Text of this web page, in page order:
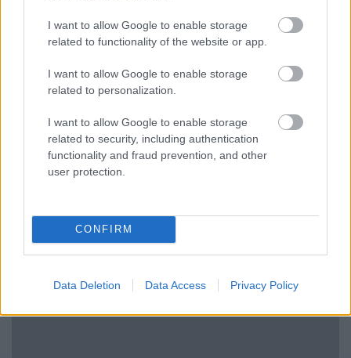
I want to allow Google to enable storage
related to functionality of the website or app.
I want to allow Google to enable storage
related to personalization.
I want to allow Google to enable storage
related to security, including authentication
functionality and fraud prevention, and other
user protection.
CONFIRM
Data Deletion Data Access Privacy Policy